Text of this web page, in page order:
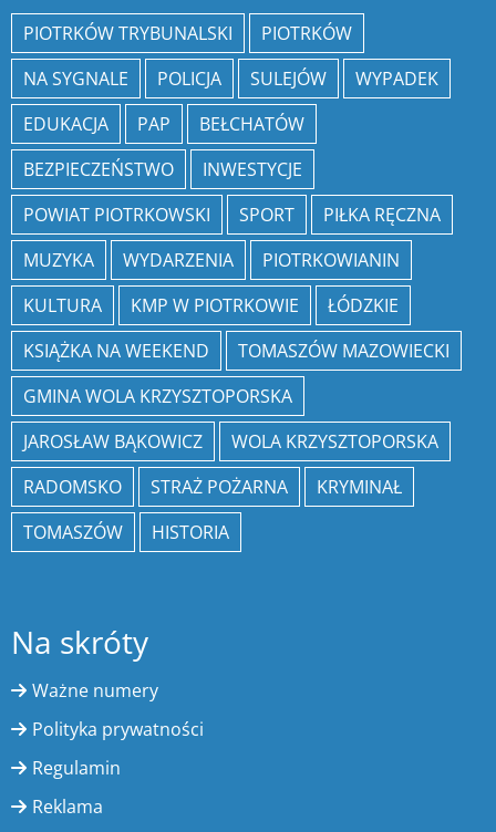
PIOTRKÓW TRYBUNALSKI
PIOTRKÓW
NA SYGNALE
POLICJA SULEJÓW
WYPADEK
EDUKACJA
PAP
BEŁCHATÓW
BEZPIECZEŃSTWO
INWESTYCJE
POWIAT PIOTRKOWSKI
SPORT
PIŁKA RĘCZNA
MUZYKA
WYDARZENIA
PIOTRKOWIANIN
KULTURA
KMP W PIOTRKOWIE
ŁÓDZKIE
KSIĄŻKA NA WEEKEND
TOMASZÓW MAZOWIECKI
GMINA WOLA KRZYSZTOPORSKA
JAROSŁAW BĄKOWICZ
WOLA KRZYSZTOPORSKA
RADOMSKO
STRAŻ POŻARNA
KRYMINAŁ
TOMASZÓW
HISTORIA
Na skróty
Ważne numery
Polityka prywatności
Regulamin
Reklama